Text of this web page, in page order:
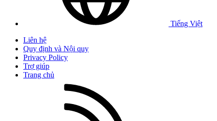
Tiếng Việt
Liên hệ
Quy định và Nội quy
Privacy Policy
Trợ giúp
Trang chủ